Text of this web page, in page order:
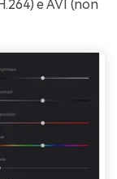
e AVI (non